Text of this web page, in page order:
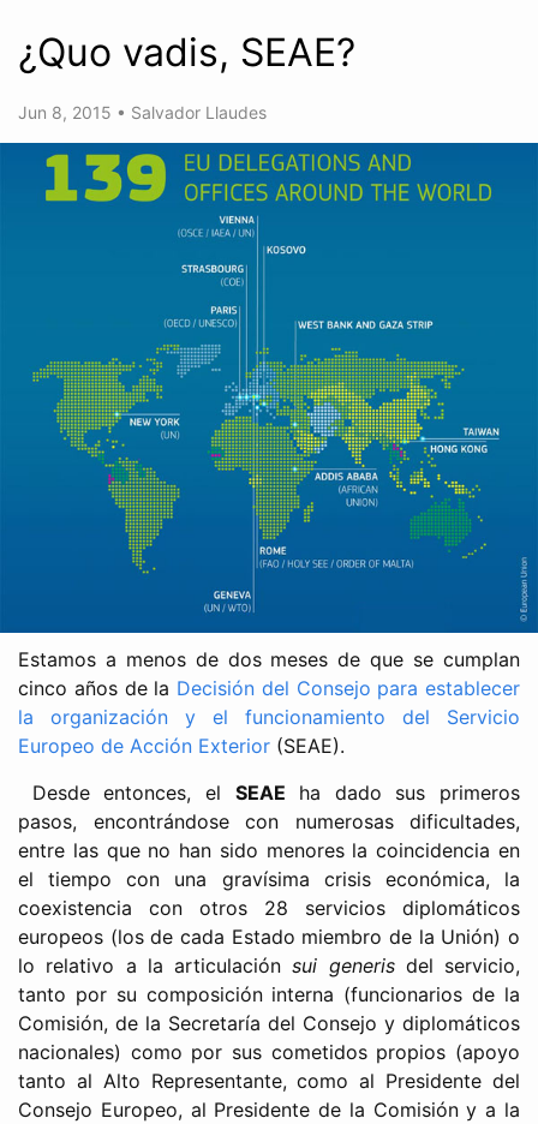
¿Quo vadis, SEAE?
Jun 8, 2015 • Salvador Llaudes
Estamos a menos de dos meses de que se cumplan
cinco años de la Decisión del Consejo para establecer
la organización y el funcionamiento del Servicio
Europeo de Acción Exterior (SEAE).
Desde entonces, el SEAE ha dado sus primeros
pasos, encontrándose con numerosas dificultades,
entre las que no han sido menores la coincidencia en
el tiempo con una gravísima crisis económica, la
coexistencia con otros 28 servicios diplomáticos
europeos (los de cada Estado miembro de la Unión) o
lo relativo a la articulaciónsui generisdel servicio,
tanto por su composición interna (funcionarios de la
Comisión, de la Secretaría del Consejo y diplomáticos
nacionales) como por sus cometidos propios (apoyo
tanto al Alto Representante, como al Presidente del
Consejo Europeo, al Presidente de la Comisión y a la